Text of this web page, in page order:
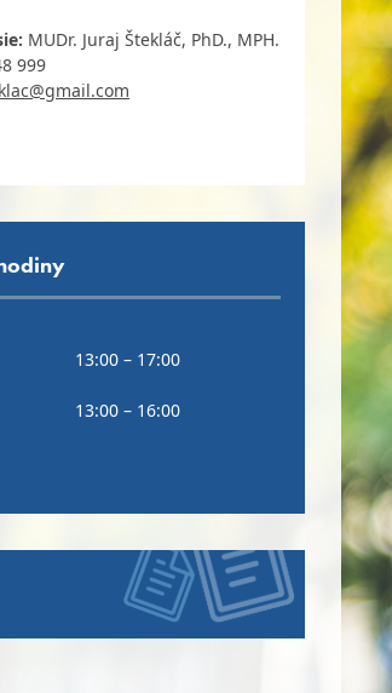
MUDr. Juraj Štekláč, PhD., MPH.
999
13:00 – 17:00
13:00 – 16:00